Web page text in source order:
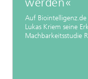
Auf Biointelligenz.de
Lukas Kriem seine
Machbarkeitsstudie